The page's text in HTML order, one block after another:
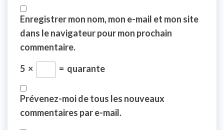
Enregistrer mon nom, mon e-mail et mon site
dans le navigateur pour mon prochain
commentaire.
5 × = quarante
Prévenez-moi de tous les nouveaux
commentaires par e-mail.